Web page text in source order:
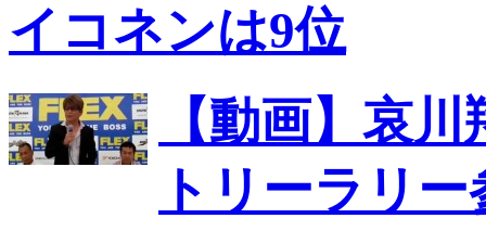
イコネンは9位
【動画】哀
トリーラリ